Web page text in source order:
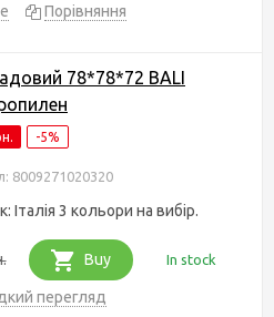
Порівняння
78*78*72 BALI
-5%
8009271020320
3 кольори на вибір.
Buy In stock
перегляд